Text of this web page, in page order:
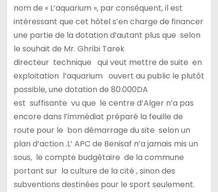
nom de « L’aquarium », par conséquent, il est
intéressant que cet hôtel s’en charge de financer
une partie de la dotation d’autant plus que selon
le souhait de Mr. Ghribi Tarek
directeur technique qui veut mettre de suite en
exploitation l’aquarium ouvert au public le plutôt
possible, une dotation de 80.000DA
est suffisante vu que le centre d’Alger n’a pas
encore dans l’immédiat préparé la feuille de
route pour le bon démarrage du site selon un
plan d’action .L’ APC de Benisaf n’a jamais mis un
sous, le compte budgétaire de la commune
portant sur la culture de la cité , sinon des
subventions destinées pour le sport seulement.